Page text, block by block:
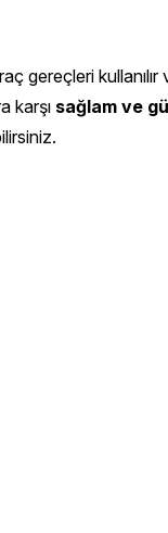
gereçleri
karşı sağlam ve